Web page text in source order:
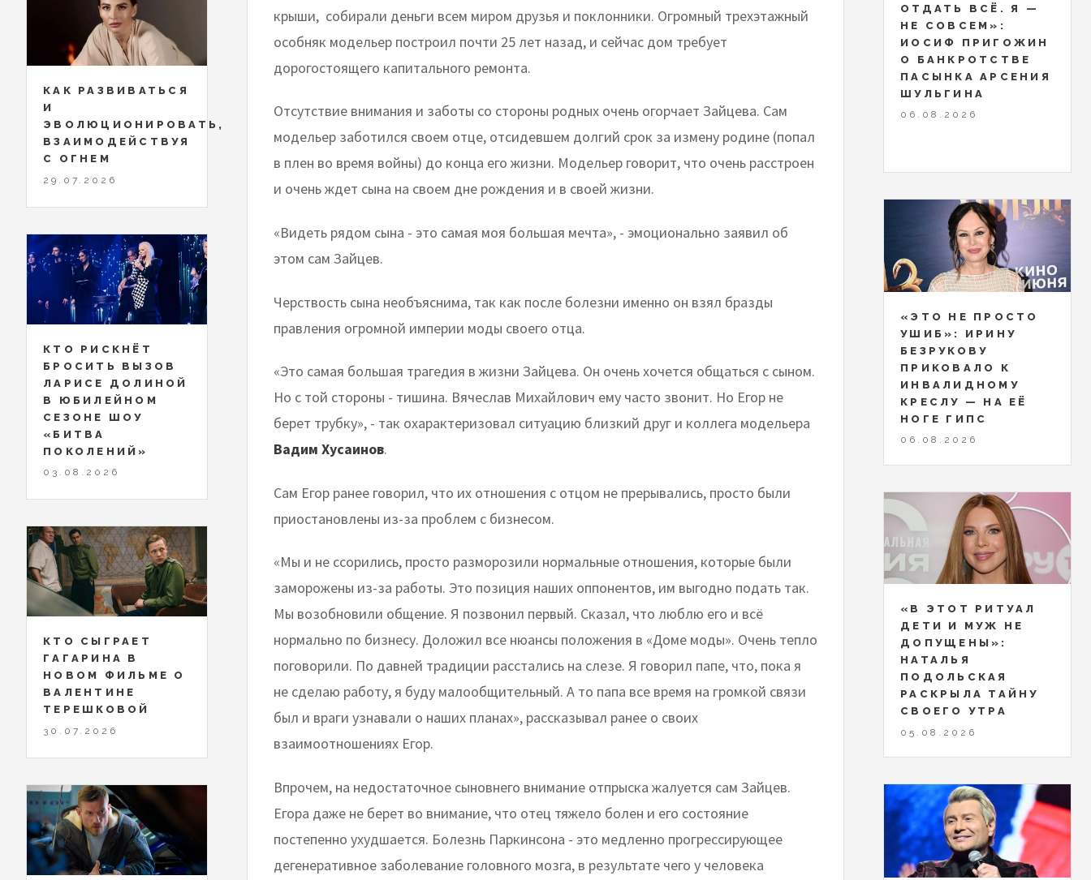
крыши, собирали деньги всем миром друзья и поклонники. Огромный трехэтажный
особняк модельер построил почти 25 лет назад, и сейчас дом требует
дорогостоящего капитального ремонта.
Отсутствие внимания и заботы со стороны родных очень огорчает Зайцева. Сам
модельер заботился своем отце, отсидевшем долгий срок за измену родине (попал
в плен во время войны) до конца его жизни. Модельер говорит, что очень расстроен
и очень ждет сына на своем дне рождения и в своей жизни.
«Видеть рядом сына - это самая моя большая мечта», - эмоционально заявил об
этом сам Зайцев.
Черствость сына необъяснима, так как после болезни именно он взял бразды
правления огромной империи моды своего отца.
«Это самая большая трагедия в жизни Зайцева. Он очень хочется общаться с сыном.
Но с той стороны - тишина. Вячеслав Михайлович ему часто звонит. Но Егор не
берет трубку», - так охарактеризовал ситуацию близкий друг и коллега модельера
Вадим Хусаинов.
Сам Егор ранее говорил, что их отношения с отцом не прерывались, просто были
приостановлены из-за проблем с бизнесом.
«Мы и не ссорились, просто разморозили нормальные отношения, которые были
заморожены из-за работы. Это позиция наших оппонентов, им выгодно подать так.
Мы возобновили общение. Я позвонил первый. Сказал, что люблю его и всё
нормально по бизнесу. Доложил все нюансы положения в «Доме моды». Очень тепло
поговорили. По давней традиции расстались на слезе. Я говорил папе, что, пока я
не сделаю работу, я буду малообщительный. А то папа все время на громкой связи
был и враги узнавали о наших планах», рассказывал ранее о своих
взаимоотношениях Егор.
Впрочем, на недостаточное сыновнего внимание отпрыска жалуется сам Зайцев.
Егора даже не берет во внимание, что отец тяжело болен и его состояние
постепенно ухудшается. Болезнь Паркинсона - это медленно прогрессирующее
дегенеративное заболевание головного мозга, в результате чего у человека
КАК РАЗВИВАТЬСЯ
И
ЭВОЛЮЦИОНИРОВАТЬ,
ВЗАИМОДЕЙСТВУЯ
С ОГНЕМ
29.07.2026
КТО РИСКНЁТ
БРОСИТЬ ВЫЗОВ
ЛАРИСЕ ДОЛИНОЙ
В ЮБИЛЕЙНОМ
СЕЗОНЕ ШОУ
«БИТВА
ПОКОЛЕНИЙ»
03.08.2026
КТО СЫГРАЕТ
ГАГАРИНА В
НОВОМ ФИЛЬМЕ О
ВАЛЕНТИНЕ
ТЕРЕШКОВОЙ
30.07.2026
ОТДАТЬ ВСЁ. Я —
НЕ СОВСЕМ»:
ИОСИФ ПРИГОЖИН
О БАНКРОТСТВЕ
ПАСЫНКА АРСЕНИЯ
ШУЛЬГИНА
06.08.2026
«ЭТО НЕ ПРОСТО
УШИБ»: ИРИНУ
БЕЗРУКОВУ
ПРИКОВАЛО К
ИНВАЛИДНОМУ
КРЕСЛУ — НА ЕЁ
НОГЕ ГИПС
06.08.2026
«В ЭТОТ РИТУАЛ
ДЕТИ И МУЖ НЕ
ДОПУЩЕНЫ»:
НАТАЛЬЯ
ПОДОЛЬСКАЯ
РАСКРЫЛА ТАЙНУ
СВОЕГО УТРА
05.08.2026